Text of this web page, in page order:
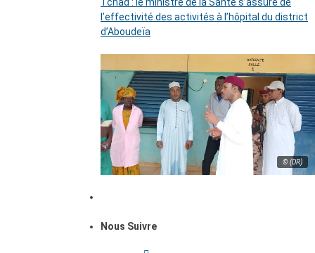
l’effectivité des activités à l’hôpital du district
d’Aboudeïa
© (DR)
Nous Suivre